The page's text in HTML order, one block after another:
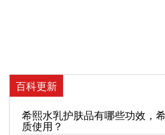
百科更新
希熙水乳护肤品有哪些功效，
质使用？